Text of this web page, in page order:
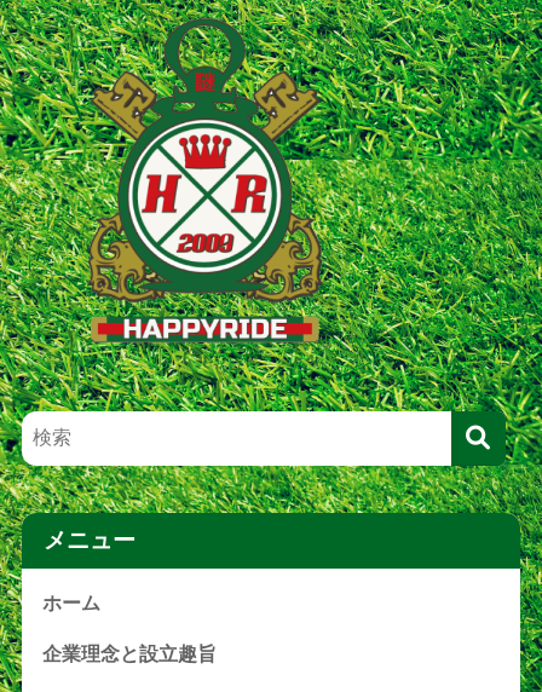
メニュー
ホーム
企業理念と設立趣旨